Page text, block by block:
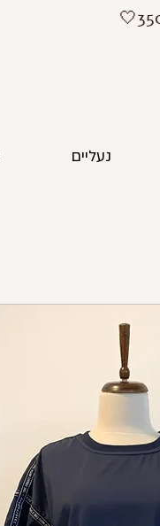
נעליים